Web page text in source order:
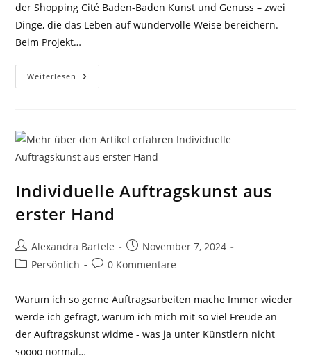
der Shopping Cité Baden-Baden Kunst und Genuss – zwei
Dinge, die das Leben auf wundervolle Weise bereichern.
Beim Projekt…
Weiterlesen Kunst
Trifft
Kunstwerke
In
Der
Shopping
Baden-
Baden
Individuelle Auftragskunst aus
erster Hand
Beitrags-
Autor:
Alexandra Bartele
Beitrag
veröffentlicht:
November 7, 2024
Beitrags-
Persönlich
Beitrags-
0 Kommentare
Warum ich so gerne Auftragsarbeiten mache Immer wieder
werde ich gefragt, warum ich mich mit so viel Freude an
der Auftragskunst widme - was ja unter Künstlern nicht
soooo normal…